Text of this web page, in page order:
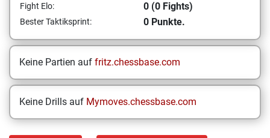
Fight Elo: 0 (0 Fights)
Bester Taktiksprint: 0 Punkte.
Keine Partien auf fritz.chessbase.com
Keine Drills auf Mymoves.chessbase.com